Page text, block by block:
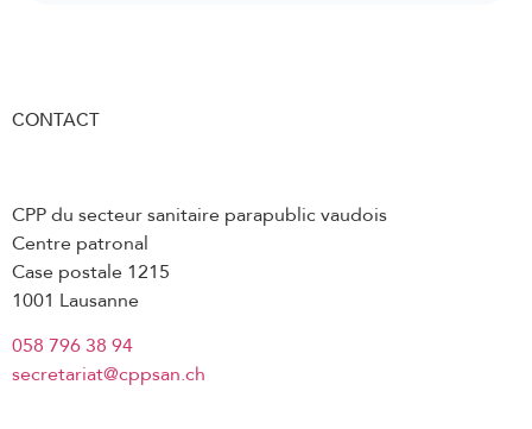
CONTACT
CPP du secteur sanitaire parapublic vaudois
Centre patronal
Case postale 1215
1001 Lausanne
058 796 38 94
secretariat@cppsan.ch